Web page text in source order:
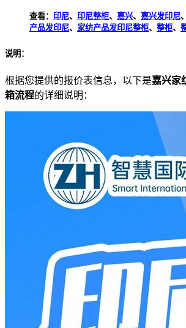
查看： 印尼、 印尼整柜、 嘉兴、 嘉兴发印尼、
产品发印尼、 家纺产品发印尼整柜、 整柜、
说明：
根据您提供的报价表信息，以下是嘉兴家
箱流程的详细说明：